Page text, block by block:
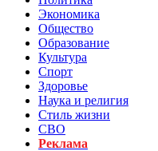
Экономика
Общество
Образование
Культура
Спорт
Здоровье
Наука и религия
Стиль жизни
СВО
Реклама